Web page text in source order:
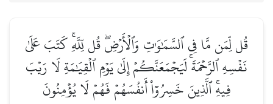
قُل لِّمَن مَّا فِي ٱلسَّمَٰوَٰتِ وَٱلۡأَرۡضِۖ قُل لِّلَّهِۚ كَتَبَ عَلَىٰ
نَفۡسِهِ ٱلرَّحۡمَةَۚ لَيَجۡمَعَنَّكُمۡ إِلَىٰ يَوۡمِ ٱلۡقِيَٰمَةِ لَا رَيۡبَ
فِيهِۚ ٱلَّذِينَ خَسِرُوٓاْ أَنفُسَهُمۡ فَهُمۡ لَا يُؤۡمِنُونَ